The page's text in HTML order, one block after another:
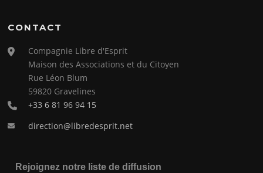
CONTACT
Compagnie Libre d'Esprit
Maison des Associations et du Citoyen
Rue Léon Blum
59820 Gravelines
+33 6 81 96 94 15
direction@libredesprit.net
Rejoignez notre liste de diffusion